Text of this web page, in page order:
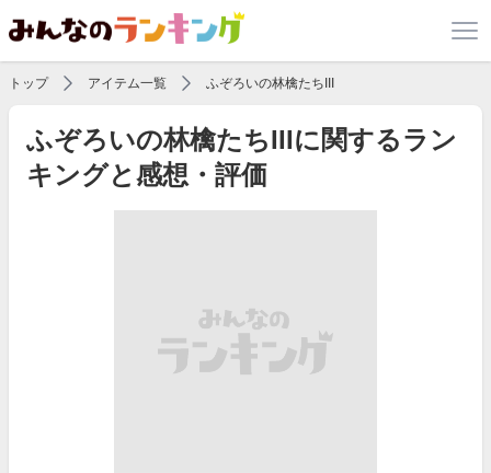
トップ アイテム一覧 ふぞろいの林檎たちIII
ふぞろいの林檎たちIIIに関するラン
キングと感想・評価